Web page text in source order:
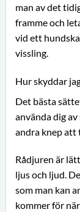
man av det
framme och
vid ett
vissling.
Hur skyddar
Det bästa
använda dig
andra knep att
Rådjuren är
ljus och ljud.
som man kan
kommer för